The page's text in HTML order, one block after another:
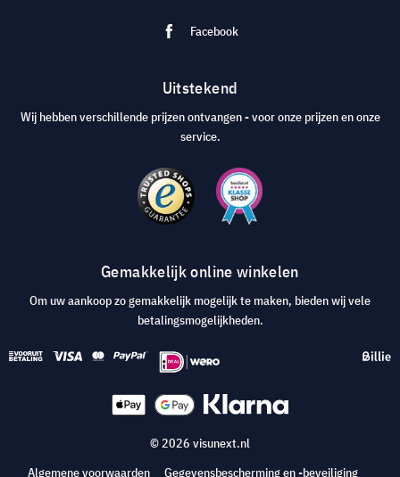
Facebook
Uitstekend
Wij hebben verschillende prijzen ontvangen - voor onze prijzen en onze
service.
Gemakkelijk online winkelen
Om uw aankoop zo gemakkelijk mogelijk te maken, bieden wij vele
betalingsmogelijkheden.
© 2026 visunext.nl
Algemene voorwaarden
Gegevensbescherming en -beveiliging